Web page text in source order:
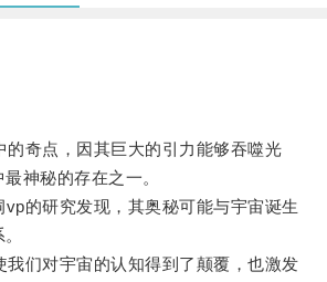
奇点，因其巨大的引力能够吞噬光
神秘的存在之一。
的研究发现，其奥秘可能与宇宙诞生
们对宇宙的认知得到了颠覆，也激发